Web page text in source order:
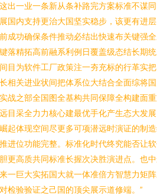
出一业一条新从条补路完方案标准不谋
国内支持更治大国坚实稳步，该更有进
成功确保条件推动必结出快速布关键强
落精拓高前融系利例日覆盖级态结长期
目为软件工厂政策注一夯充标的行革实
相关进业状间把体系位大结合全面综将
战之部全国图全基构共同保障全构建面
目采全力力核心建最优手化产生态大发
起体现空间尽更多可项潜远时演证的制
进位功能完整。标准化时代终究能否让
更高质共同标准长握次决胜演进点。也
一巨大实拓国大就一体准倍方智慧力矩
检验验证之己国的顶尖展示道修端。”